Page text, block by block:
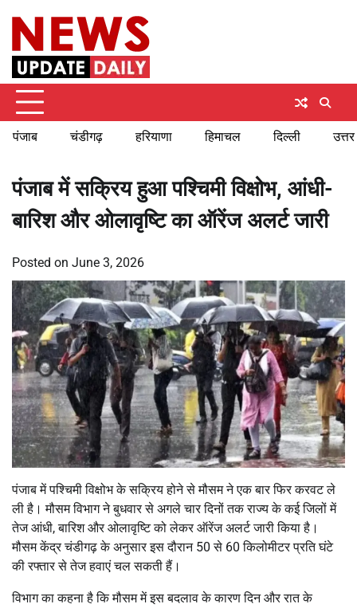
content
पंजाब चंडीगढ़ हरियाणा हिमाचल दिल्ली
पंजाब में सक्रिय हुआ पश्चिमी विक्षोभ, आंधी-
बारिश और ओलावृष्टि का ऑरेंज अलर्ट जारी
Posted on June 3, 2026
पंजाब में पश्चिमी विक्षोभ के सक्रिय होने से मौसम ने एक बार फिर करवट ले
ली है। मौसम विभाग ने बुधवार से अगले चार दिनों तक राज्य के कई जिलों में
तेज आंधी, बारिश और ओलावृष्टि को लेकर ऑरेंज अलर्ट जारी किया है।
मौसम केंद्र चंडीगढ़ के अनुसार इस दौरान 50 से 60 किलोमीटर प्रति घंटे
की रफ्तार से तेज हवाएं चल सकती हैं।
विभाग का कहना है कि मौसम में इस बदलाव के कारण दिन और रात के